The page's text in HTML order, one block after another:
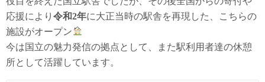
応援により 令和2年に大正当時の駅舎を再現した、こちらの
施設がオープン
今は国立の魅力発信の拠点として、また駅利用者達の休憩
所として活躍しています。